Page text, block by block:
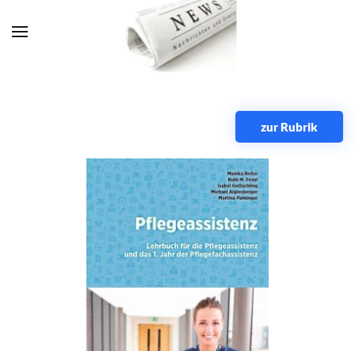
Zum Hauptinhalt springen
zur Rubrik